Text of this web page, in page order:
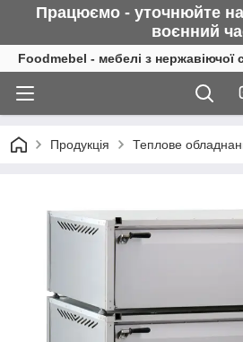
Працюємо - уточнюйте
воєнний
Foodmebel - мебелі з нержавіючої
Продукція Теплове